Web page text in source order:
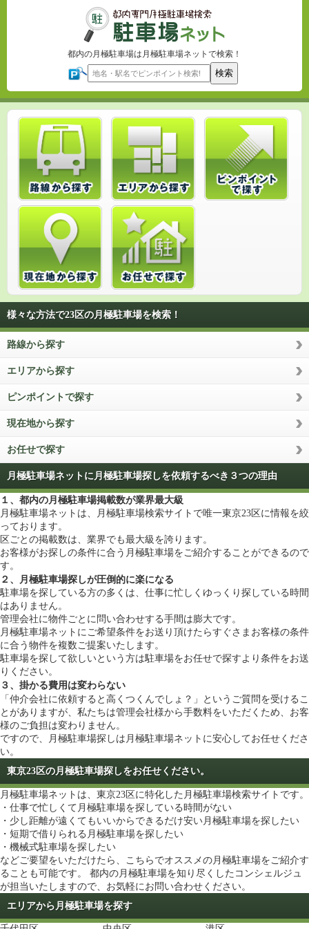
都内の月極駐車場は月極駐車場ネットで検索！
様々な方法で23区の月極駐車場を検索！
路線から探す
エリアから探す
ピンポイントで探す
現在地から探す
お任せで探す
月極駐車場ネットに月極駐車場探しを依頼するべき３つの理由
１、都内の月極駐車場掲載数が業界最大級
月極駐車場ネットは、月極駐車場検索サイトで唯一東京23区に情報を絞
っております。
区ごとの掲載数は、業界でも最大級を誇ります。
お客様がお探しの条件に合う月極駐車場をご紹介することができるので
す。
２、月極駐車場探しが圧倒的に楽になる
駐車場を探している方の多くは、仕事に忙しくゆっくり探している時間
はありません。
管理会社に物件ごとに問い合わせする手間は膨大です。
月極駐車場ネットにご希望条件をお送り頂けたらすぐさまお客様の条件
に合う物件を複数ご提案いたします。
駐車場を探して欲しいという方は駐車場をお任せで探すより条件をお送
りください。
３、掛かる費用は変わらない
「仲介会社に依頼すると高くつくんでしょ？」というご質問を受けるこ
とがありますが、私たちは管理会社様から手数料をいただくため、お客
様のご負担は変わりません。
ですので、月極駐車場探しは月極駐車場ネットに安心してお任せくださ
い。
東京23区の月極駐車場探しをお任せください。
月極駐車場ネットは、東京23区に特化した月極駐車場検索サイトです。
・仕事で忙しくて月極駐車場を探している時間がない
・少し距離が遠くてもいいからできるだけ安い月極駐車場を探したい
・短期で借りられる月極駐車場を探したい
・機械式駐車場を探したい
などご要望をいただけたら、こちらでオススメの月極駐車場をご紹介す
ることも可能です。 都内の月極駐車場を知り尽くしたコンシェルジュ
が担当いたしますので、お気軽にお問い合わせください。
エリアから月極駐車場を探す